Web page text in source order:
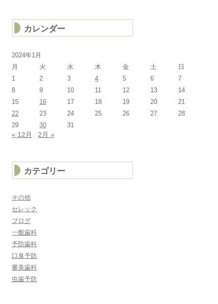
カレンダー
2024年1月
月
火 水 木 金 土
日
1
2 3 4 5 6
7
8
9 10 11 12 13
14
15
16 17 18 19 20
21
22
23 24 25 26 27
28
29
30 31
« 12月 2月 »
カテゴリー
その他
セレック
ブログ
一般歯科
予防歯科
口臭予防
審美歯科
虫歯予防